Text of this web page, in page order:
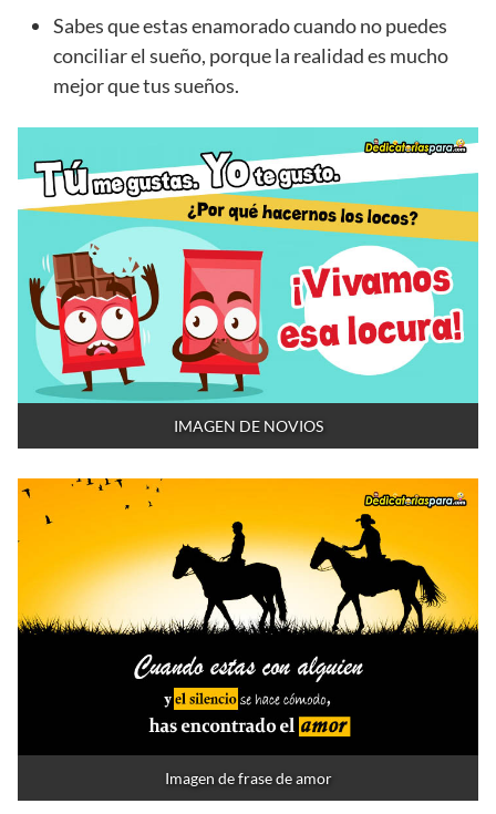
Sabes que estas enamorado cuando no puedes
conciliar el sueño, porque la realidad es mucho
mejor que tus sueños.
IMAGEN DE NOVIOS
Imagen de frase de amor